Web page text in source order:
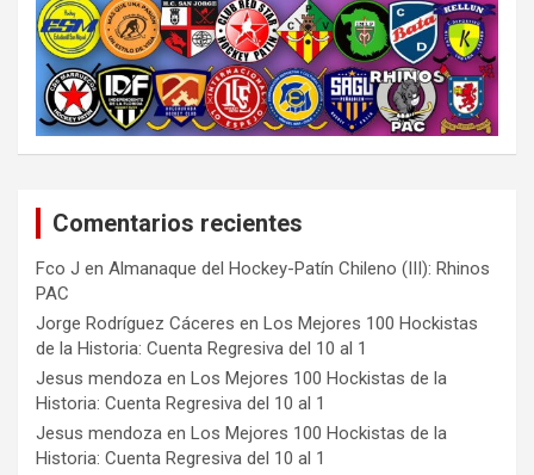
Comentarios recientes
Fco J en Almanaque del Hockey-Patín Chileno (III): Rhinos
PAC
Jorge Rodríguez Cáceres en Los Mejores 100 Hockistas
de la Historia: Cuenta Regresiva del 10 al 1
Jesus mendoza en Los Mejores 100 Hockistas de la
Historia: Cuenta Regresiva del 10 al 1
Jesus mendoza en Los Mejores 100 Hockistas de la
Historia: Cuenta Regresiva del 10 al 1